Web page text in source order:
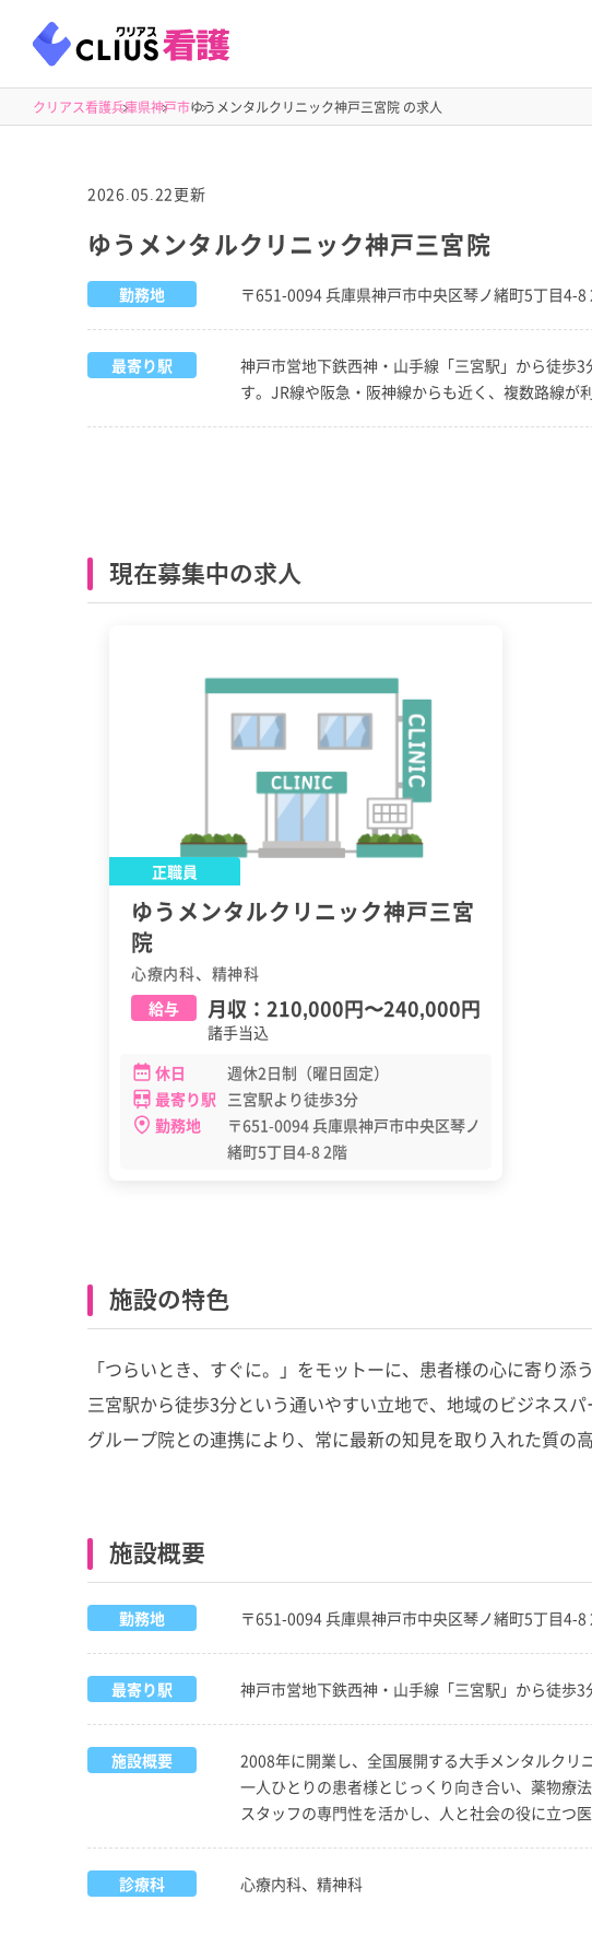
クリアス看護兵庫県神戸市ゆうメンタルクリニック神戸三宮院 の求人
2026.05.22更新
ゆうメンタルクリニック神戸三宮院
勤務地 〒651-0094 兵庫県神戸市中央区琴ノ緒町5丁目4-8
最寄り駅
神戸市営地下鉄西神・山手線「三宮駅」から徒歩
す。JR線や阪急・阪神線からも近く、複数路線が
現在募集中の求人
正職員
ゆうメンタルクリニック神戸三宮
院
心療内科、精神科
給与
月収： 210,000円〜240,000円
諸手当込
休日
週休2日制（曜日固定）
最寄り駅 三宮駅より徒歩3分
勤務地
〒651-0094 兵庫県神戸市中央区琴ノ
緒町5丁目4-8 2階
施設の特色
「つらいとき、すぐに。」をモットーに、患者様の心に寄り添
三宮駅から徒歩3分という通いやすい立地で、地域のビジネス
グループ院との連携により、常に最新の知見を取り入れた質の
施設概要
勤務地 〒651-0094 兵庫県神戸市中央区琴ノ緒町5丁目4-8
最寄り駅 神戸市営地下鉄西神・山手線「三宮駅」から徒歩
施設概要
2008年に開業し、全国展開する大手メンタルクリ
一人ひとりの患者様とじっくり向き合い、薬物療
スタッフの専門性を活かし、人と社会の役に立つ
診療科 心療内科、精神科